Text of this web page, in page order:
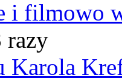
i filmowo
razy
Karola